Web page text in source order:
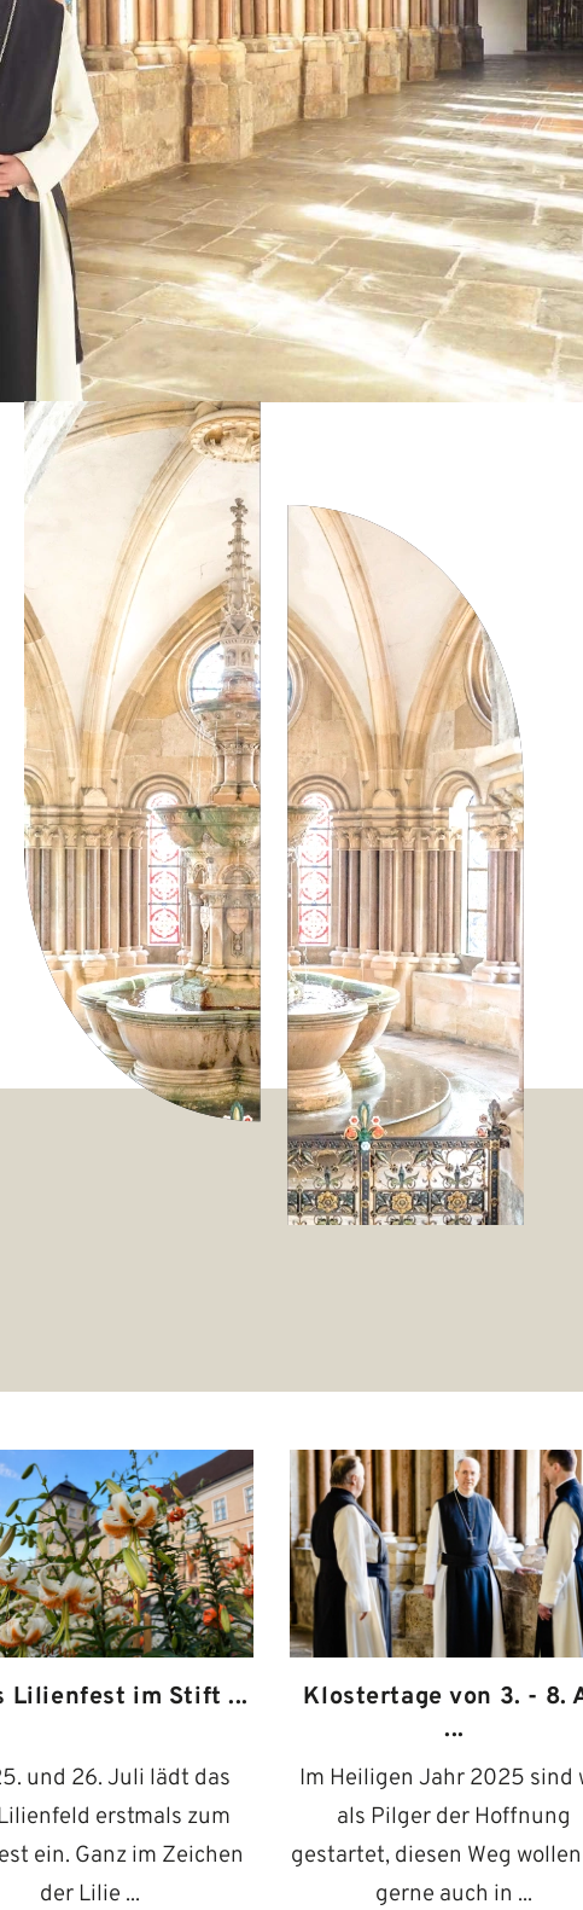
Lilienfest im Stift ...
und 26. Juli lädt das
erstmals zum
ein. Ganz im Zeichen
der Lilie ...
Klostertage von 3. - 8.
...
Im Heiligen Jahr 2025 sind
als Pilger der Hoffnung
gestartet, diesen Weg
gerne auch in ...